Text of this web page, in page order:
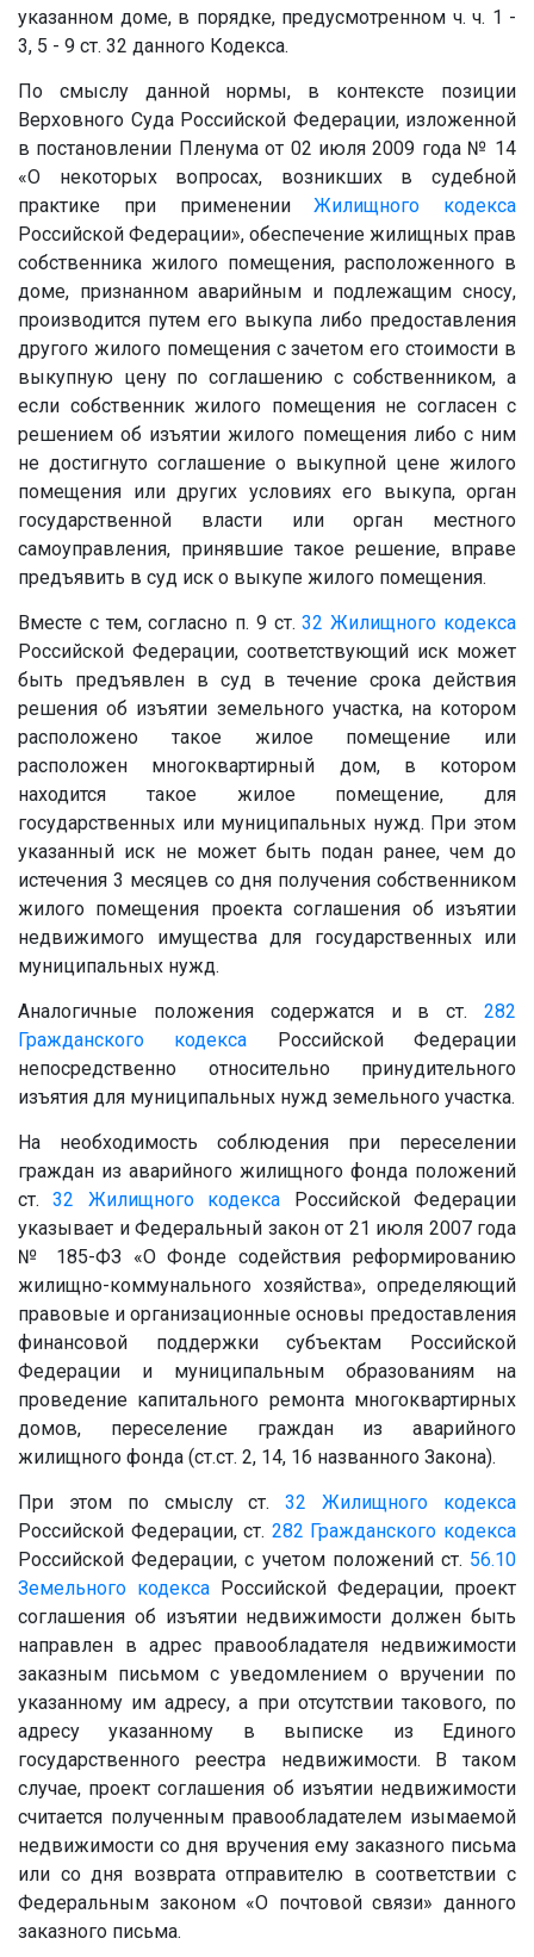
указанном доме, в порядке, предусмотренном ч. ч. 1 -
3, 5 - 9 ст. 32 данного Кодекса.
По смыслу данной нормы, в контексте позиции
Верховного Суда Российской Федерации, изложенной
в постановлении Пленума от 02 июля 2009 года № 14
«О некоторых вопросах, возникших в судебной
практике при примененииЖилищного кодекса
Российской Федерации», обеспечение жилищных прав
собственника жилого помещения, расположенного в
доме, признанном аварийным и подлежащим сносу,
производится путем его выкупа либо предоставления
другого жилого помещения с зачетом его стоимости в
выкупную цену по соглашению с собственником, а
если собственник жилого помещения не согласен с
решением об изъятии жилого помещения либо с ним
не достигнуто соглашение о выкупной цене жилого
помещения или других условиях его выкупа, орган
государственной власти или орган местного
самоуправления, принявшие такое решение, вправе
предъявить в суд иск о выкупе жилого помещения.
Вместе с тем, согласно п. 9 ст.32 Жилищного кодекса
Российской Федерации, соответствующий иск может
быть предъявлен в суд в течение срока действия
решения об изъятии земельного участка, на котором
расположено такое жилое помещение или
расположен многоквартирный дом, в котором
находится такое жилое помещение, для
государственных или муниципальных нужд. При этом
указанный иск не может быть подан ранее, чем до
истечения 3 месяцев со дня получения собственником
жилого помещения проекта соглашения об изъятии
недвижимого имущества для государственных или
муниципальных нужд.
Аналогичные положения содержатся и в ст. 282
Гражданского кодекса Российской Федерации
непосредственно относительно принудительного
изъятия для муниципальных нужд земельного участка.
На необходимость соблюдения при переселении
граждан из аварийного жилищного фонда положений
ст.32 Жилищного кодекса Российской Федерации
указывает и Федеральный закон от 21 июля 2007 года
№ 185-ФЗ «О Фонде содействия реформированию
жилищно-коммунального хозяйства», определяющий
правовые и организационные основы предоставления
финансовой поддержки субъектам Российской
Федерации и муниципальным образованиям на
проведение капитального ремонта многоквартирных
домов, переселение граждан из аварийного
жилищного фонда (ст.ст. 2, 14, 16 названного Закона).
При этом по смыслу ст.32
Жилищного кодекса
Российской Федерации, ст. 282 Гражданского кодекса
Российской Федерации, с учетом положений ст. 56.10
Земельного кодекса Российской Федерации, проект
соглашения об изъятии недвижимости должен быть
направлен в адрес правообладателя недвижимости
заказным письмом с уведомлением о вручении по
указанному им адресу, а при отсутствии такового, по
адресу указанному в выписке из Единого
государственного реестра недвижимости. В таком
случае, проект соглашения об изъятии недвижимости
считается полученным правообладателем изымаемой
недвижимости со дня вручения ему заказного письма
или со дня возврата отправителю в соответствии с
Федеральным законом «О почтовой связи» данного
заказного письма.